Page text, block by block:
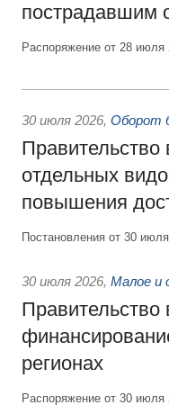
пострадавшим
Распоряжение от 28
30 июля 2026, Оборот
отдельных
повышения
Постановления от 30
30 июля 2026, Малое и
регионах
Распоряжение от 30